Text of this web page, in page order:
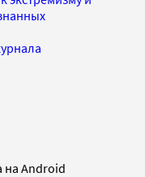
на Android